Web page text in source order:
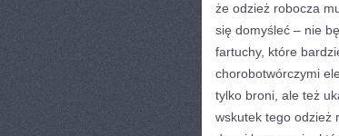
że odzież robocza
się domyśleć – nie
fartuchy, które
chorobotwórczymi
tylko broni, ale też
wskutek tego odzież